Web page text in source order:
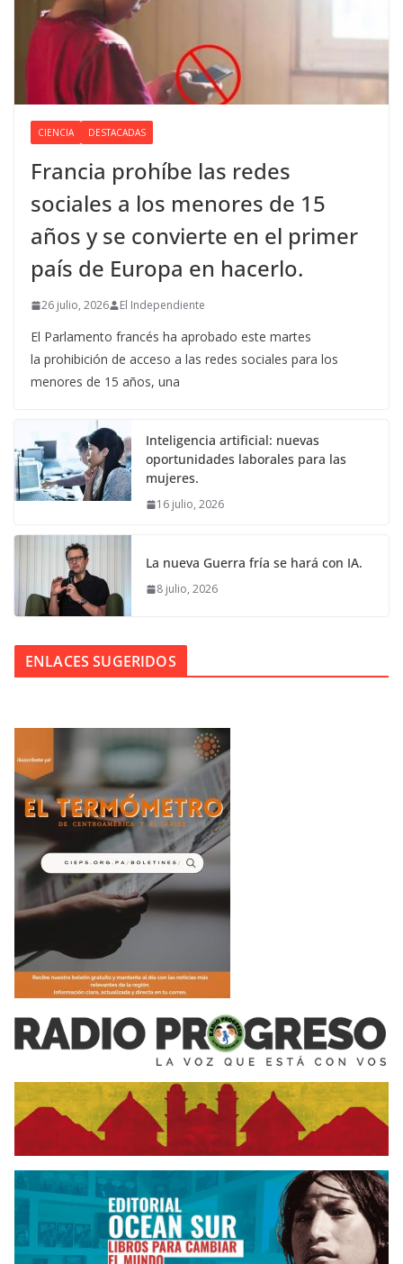
CIENCIA DESTACADAS
Francia prohíbe las redes
sociales a los menores de 15
años y se convierte en el primer
país de Europa en hacerlo.
26 julio, 2026 El Independiente
El Parlamento francés ha aprobado este martes
la prohibición de acceso a las redes sociales para los
menores de 15 años, una
Inteligencia artificial: nuevas
oportunidades laborales para las
mujeres.
16 julio, 2026
La nueva Guerra fría se hará con IA.
8 julio, 2026
ENLACES SUGERIDOS